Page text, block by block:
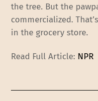
the tree. But the
commercialized.
in the grocery store.
Read Full Article: NPR